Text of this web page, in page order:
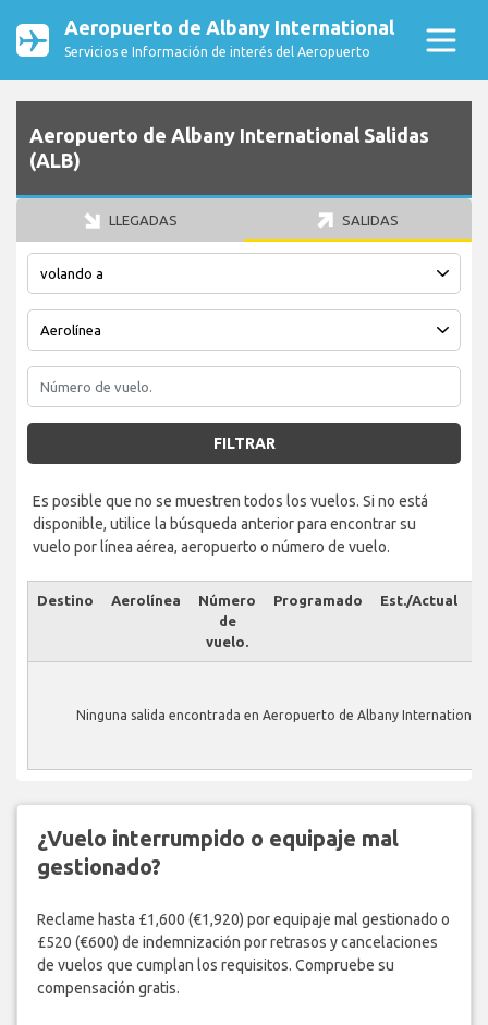
Aeropuerto de Albany International
Servicios e Información de interés del Aeropuerto
Aeropuerto de Albany International Salidas
(ALB)
LLEGADAS SALIDAS
FILTRAR
Es posible que no se muestren todos los vuelos. Si no está
disponible, utilice la búsqueda anterior para encontrar su
vuelo por línea aérea, aeropuerto o número de vuelo.
Destino Aerolínea
Número
de
vuelo.
Programado Est./Actual
Ninguna salida encontrada en Aeropuerto de Albany International.
¿Vuelo interrumpido o equipaje mal
gestionado?
Reclame hasta £1,600 (€1,920) por equipaje mal gestionado o
£520 (€600) de indemnización por retrasos y cancelaciones
de vuelos que cumplan los requisitos. Compruebe su
compensación gratis.